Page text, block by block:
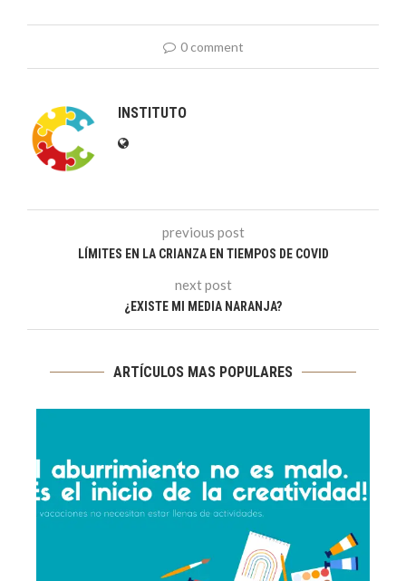
0 comment
INSTITUTO
previous post
LÍMITES EN LA CRIANZA EN TIEMPOS DE COVID
next post
¿EXISTE MI MEDIA NARANJA?
ARTÍCULOS MAS POPULARES